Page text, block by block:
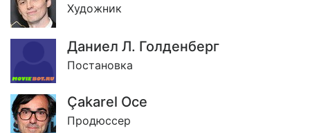
Художник
Даниел Л. Голденберг
Постановка
Çakarel Осе
Продюссер